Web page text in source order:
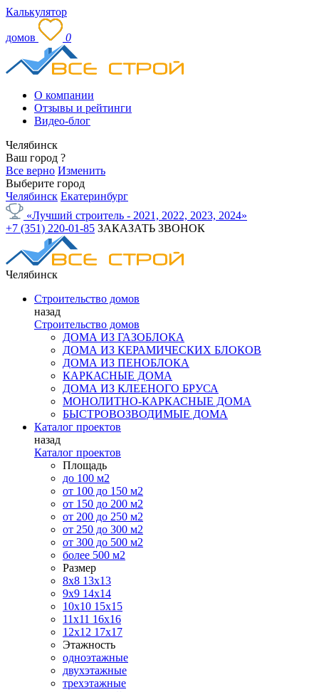
Калькулятор
домов 0
О компании
Отзывы и рейтинги
Видео-блог
Челябинск
Ваш город ?
Все верно Изменить
Выберите город
Челябинск Екатеринбург
«Лучший строитель - 2021, 2022, 2023, 2024»
+7 (351) 220-01-85 ЗАКАЗАТЬ ЗВОНОК
Челябинск
Строительство домов
назад
Строительство домов
ДОМА ИЗ ГАЗОБЛОКА
ДОМА ИЗ КЕРАМИЧЕСКИХ БЛОКОВ
ДОМА ИЗ ПЕНОБЛОКА
КАРКАСНЫЕ ДОМА
ДОМА ИЗ КЛЕЕНОГО БРУСА
МОНОЛИТНО-КАРКАСНЫЕ ДОМА
БЫСТРОВОЗВОДИМЫЕ ДОМА
Каталог проектов
назад
Каталог проектов
Площадь
до 100 м2
от 100 до 150 м2
от 150 до 200 м2
от 200 до 250 м2
от 250 до 300 м2
от 300 до 500 м2
более 500 м2
Размер
8х8 13х13
9х9 14х14
10х10 15х15
11x11 16х16
12х12 17х17
Этажность
одноэтажные
двухэтажные
трехэтажные